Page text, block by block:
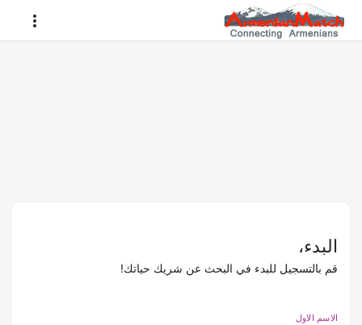
البدء،
قم بالتسجيل للبدء في البحث عن شريك حياتك!
الاسم الاول